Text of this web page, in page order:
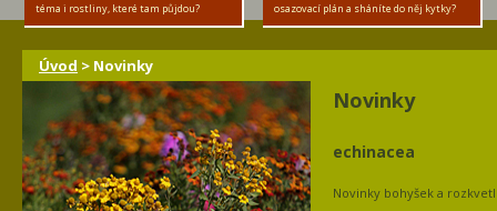
téma i rostliny, které tam půjdou?
osazovací plán a sháníte do něj kytky?
Úvod > Novinky
Novinky
echinacea
Novinky bohyšek a